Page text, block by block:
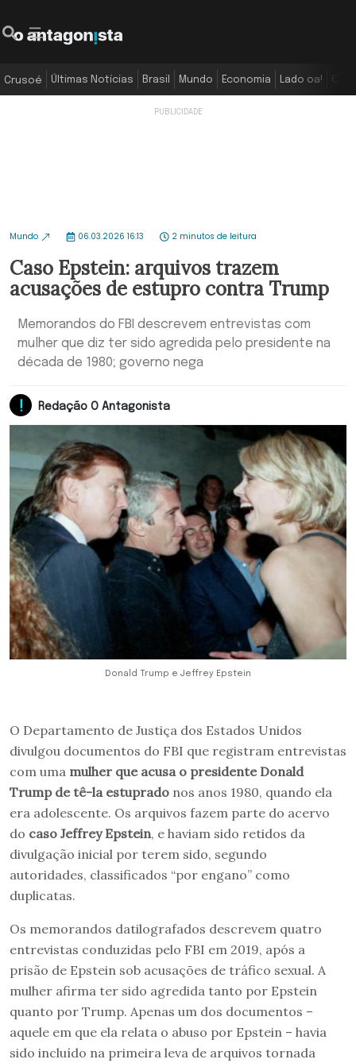
Crusoé Últimas Notícias Brasil Mundo Economia Lado oa!
Mundo 06.03.2026 16:13 2 minutos de leitura
Caso Epstein: arquivos trazem
acusações de estupro contra Trump
Memorandos do FBI descrevem entrevistas com
mulher que diz ter sido agredida pelo presidente na
década de 1980; governo nega
Redação O Antagonista
Donald Trump e Jeffrey Epstein
O Departamento de Justiça dos Estados Unidos
divulgou documentos do FBI que registram entrevistas
com uma mulher que acusa o presidente Donald
Trump de tê-la estuprado nos anos 1980, quando ela
era adolescente. Os arquivos fazem parte do acervo
do caso Jeffrey Epstein, e haviam sido retidos da
divulgação inicial por terem sido, segundo
autoridades, classificados “por engano” como
duplicatas.
Os memorandos datilografados descrevem quatro
entrevistas conduzidas pelo FBI em 2019, após a
prisão de Epstein sob acusações de tráfico sexual. A
mulher afirma ter sido agredida tanto por Epstein
quanto por Trump. Apenas um dos documentos –
aquele em que ela relata o abuso por Epstein – havia
sido incluído na primeira leva de arquivos tornada